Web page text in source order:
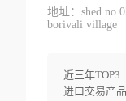
地址：shed no
borivali village
近三年TOP3
进口交易产品